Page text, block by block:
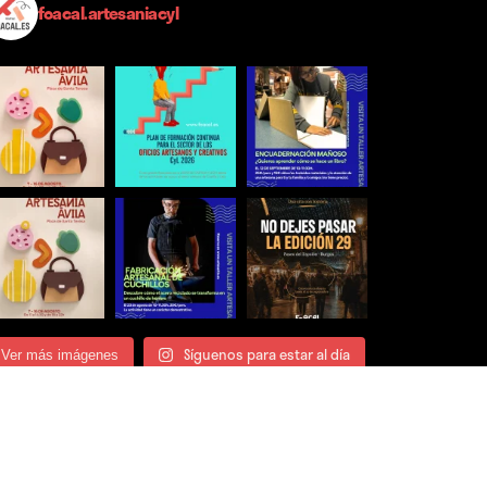
foacal.artesaniacyl
Ver más imágenes Síguenos para estar al día